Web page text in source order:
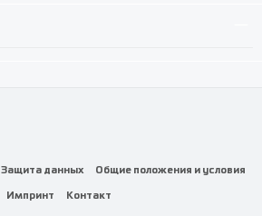
Защита данных
Общие положения и условия
Импринт
Контакт